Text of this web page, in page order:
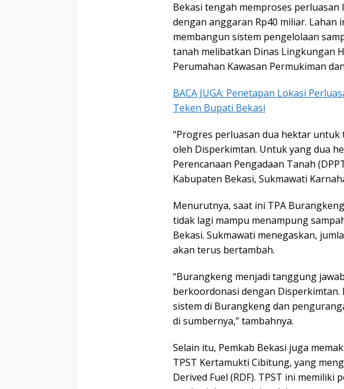
Bekasi tengah memproses perluasan
dengan anggaran Rp40 miliar. Lahan
membangun sistem pengelolaan
tanah melibatkan Dinas Lingkungan
Perumahan Kawasan Permukiman
BACA JUGA: Penetapan Lokasi
Teken Bupati Bekasi
“Progres perluasan dua hektar
oleh Disperkimtan. Untuk yang dua
Perencanaan Pengadaan Tanah
Kabupaten Bekasi, Sukmawati
Menurutnya, saat ini TPA
tidak lagi mampu menampung
Bekasi. Sukmawati menegaskan,
akan terus bertambah.
“Burangkeng menjadi tanggung
berkoordonasi dengan
sistem di Burangkeng dan
di sumbernya,” tambahnya.
Selain itu, Pemkab Bekasi juga
TPST Kertamukti Cibitung, yang
Derived Fuel (RDF). TPST ini